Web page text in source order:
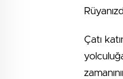
Çatı